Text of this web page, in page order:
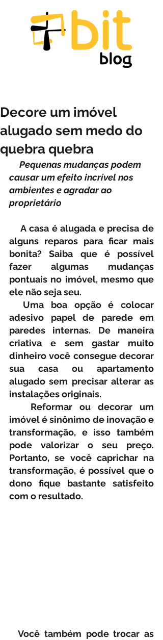
Decore um imóvel
alugado sem medo do
quebra quebra
causar um efeito incrível nos
ambientes e agradar ao
proprietário
    A casa é alugada e precisa de
alguns reparos para ficar mais
bonita? Saiba que é possível
fazer algumas mudanças
pontuais no imóvel, mesmo que
ele não seja seu.
adesivo papel de parede em
paredes internas. De maneira
criativa e sem gastar muito
dinheiro você consegue decorar
sua casa ou apartamento
alugado sem precisar alterar as
instalações originais.
imóvel é sinônimo de inovação e
transformação, e isso também
pode valorizar o seu preço.
Portanto, se você caprichar na
transformação, é possível que o
dono fique bastante satisfeito
com o resultado.
  Você também pode trocar as